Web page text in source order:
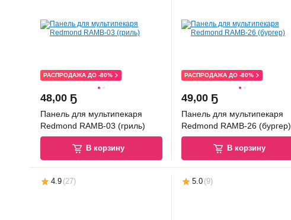
РАСПРОДАЖА ДО -80%
48,00 Ҕ
Панель для мультипекаря
Redmond RAMB-03 (гриль)
В корзину
РАСПРОДАЖА ДО -80%
49,00 Ҕ
Панель для мультипекаря
Redmond RAMB-26 (бургер)
В корзину
4.9 (27) 5.0 (9)